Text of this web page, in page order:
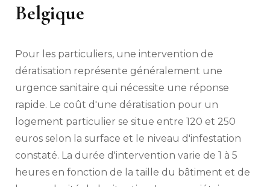
Belgique
Pour les particuliers, une intervention de
dératisation représente généralement une
urgence sanitaire qui nécessite une réponse
rapide. Le coût d'une dératisation pour un
logement particulier se situe entre 120 et 250
euros selon la surface et le niveau d'infestation
constaté. La durée d'intervention varie de 1 à 5
heures en fonction de la taille du bâtiment et de